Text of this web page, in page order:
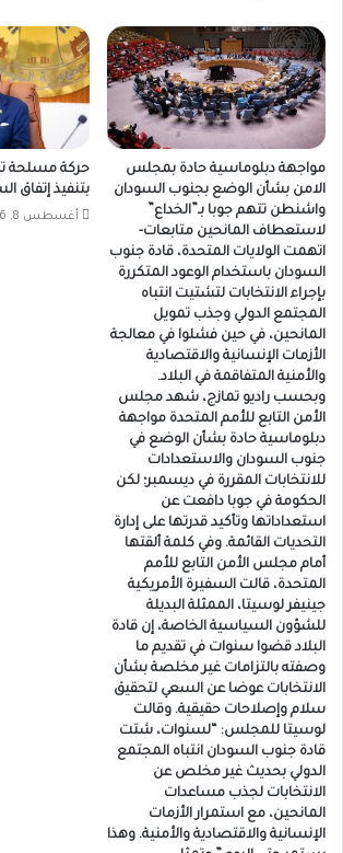
مواجهة دبلوماسية حادة بمجلس
الامن بشأن الوضع بجنوب السودان
واشنطن تتهم جوبا بـ”الخداع”
لاستعطاف المانحين متابعات-
اتهمت الولايات المتحدة، قادة جنوب
السودان باستخدام الوعود المتكررة
بإجراء الانتخابات لتشتيت انتباه
المجتمع الدولي وجذب تمويل
المانحين، في حين فشلوا في معالجة
الأزمات الإنسانية والاقتصادية
والأمنية المتفاقمة في البلاد.
وبحسب راديو تمازج، شهد مجلس
الأمن التابع للأمم المتحدة مواجهة
دبلوماسية حادة بشأن الوضع في
جنوب السودان والاستعدادات
للانتخابات المقررة في ديسمبر؛ لكن
الحكومة في جوبا دافعت عن
استعداداتها وتأكيد قدرتها على إدارة
التحديات القائمة. وفي كلمة ألقتها
أمام مجلس الأمن التابع للأمم
المتحدة، قالت السفيرة الأمريكية
جينيفر لوسيتا، الممثلة البديلة
للشؤون السياسية الخاصة، إن قادة
البلاد قضوا سنوات في تقديم ما
وصفته بالتزامات غير مخلصة بشأن
الانتخابات عوضا عن السعي لتحقيق
سلام وإصلاحات حقيقية. وقالت
لوسيتا للمجلس: “لسنوات، شتت
قادة جنوب السودان انتباه المجتمع
الدولي بحديث غير مخلص عن
الانتخابات لجذب مساعدات
المانحين، مع استمرار الأزمات
الإنسانية والاقتصادية والأمنية. وهذا
حركة مسلحة
بتنفيذ إتفاق
أغسطس 8, 2026